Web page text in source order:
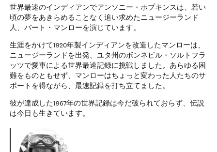
世界最速のインディアンでアンソニー・ホプキンスは、若い
頃の夢をあきらめることなく追い求めたニュージーランド
人、バート・マンローを演じています。
生涯をかけて1920年製インディアンを改造したマンローは、
ニュージーランドを出発、ユタ州のボンネビル・ソルトフラ
ッツで愛車による世界最速記録に挑戦しました。あらゆる困
難をものともせず、マンローはちょっと変わった人たちのサ
ポートを得ながら、最速記録を打ち立てました。
彼が達成した1967年の世界記録は今だ破られておらず、伝説
は今日も生きています。